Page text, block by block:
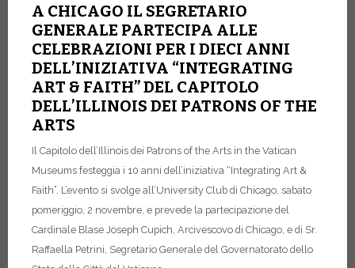
A CHICAGO IL SEGRETARIO
GENERALE PARTECIPA ALLE
CELEBRAZIONI PER I DIECI ANNI
DELL’INIZIATIVA “INTEGRATING
ART & FAITH” DEL CAPITOLO
DELL’ILLINOIS DEI PATRONS OF THE
ARTS
Il Capitolo dell’Illinois dei Patrons of the Arts in the Vatican
Museums festeggia i 10 anni dell’iniziativa “Integrating Art &
Faith”. L’evento si svolge all’University Club di Chicago, sabato
pomeriggio, 2 novembre, e prevede la partecipazione del
Cardinale Blase Joseph Cupich, Arcivescovo di Chicago, e di Sr.
Raffaella Petrini, Segretario Generale del Governatorato dello